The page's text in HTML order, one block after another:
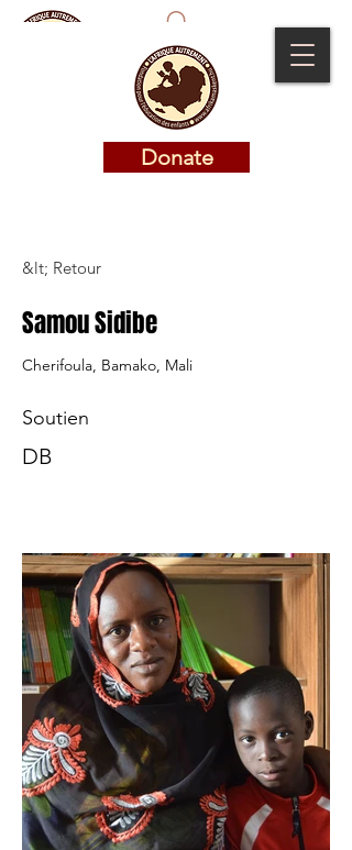
Donate
Donate
&lt; Retour
Samou Sidibe
Cherifoula, Bamako, Mali
Soutien
DB